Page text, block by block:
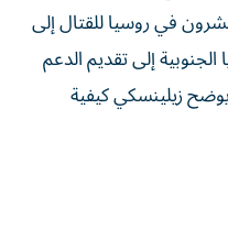
في روسيا للقتال إلى
إلى تقديم الدعم
زيلينسكي كيفية